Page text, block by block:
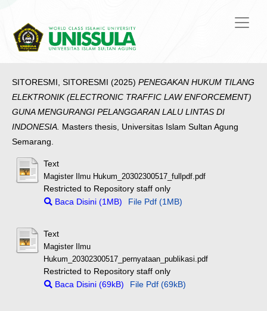
SITORESMI, SITORESMI (2025) PENEGAKAN HUKUM TILANG
ELEKTRONIK (ELECTRONIC TRAFFIC LAW ENFORCEMENT)
GUNA MENGURANGI PELANGGARAN LALU LINTAS DI
INDONESIA. Masters thesis, Universitas Islam Sultan Agung
Semarang.
Text
Magister Ilmu Hukum_20302300517_fullpdf.pdf
Restricted to Repository staff only
Baca Disini (1MB)
File Pdf (1MB)
Text
Magister Ilmu
Hukum_20302300517_pernyataan_publikasi.pdf
Restricted to Repository staff only
Baca Disini (69kB)
File Pdf (69kB)